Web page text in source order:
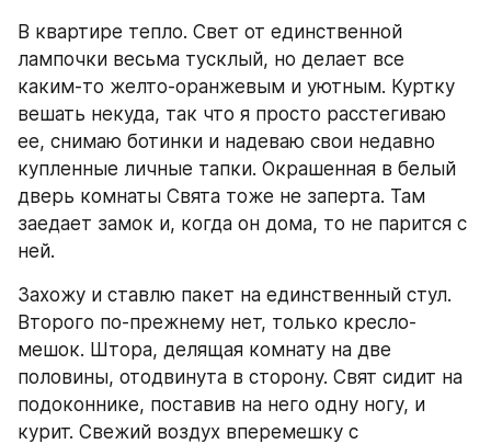
В квартире тепло. Свет от единственной
лампочки весьма тусклый, но делает все
каким-то желто-оранжевым и уютным. Куртку
вешать некуда, так что я просто расстегиваю
ее, снимаю ботинки и надеваю свои недавно
купленные личные тапки. Окрашенная в белый
дверь комнаты Свята тоже не заперта. Там
заедает замок и, когда он дома, то не парится с
ней.
Захожу и ставлю пакет на единственный стул.
Второго по-прежнему нет, только кресло-
мешок. Штора, делящая комнату на две
половины, отодвинута в сторону. Свят сидит на
подоконнике, поставив на него одну ногу, и
курит. Свежий воздух вперемешку с